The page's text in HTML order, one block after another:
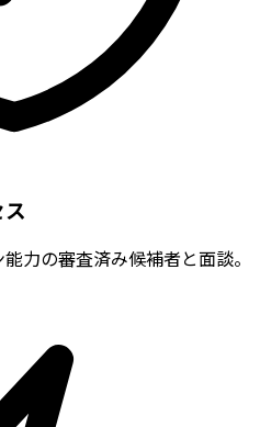
力の審査済み候補者と面談。